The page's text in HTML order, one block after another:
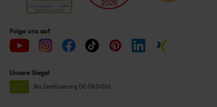
Folge uns auf
Unsere Siegel
Bio Zertifizierung DE-ÖKO-060